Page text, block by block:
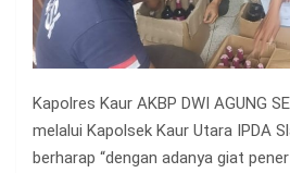
Kapolres Kaur AKBP DWI AGUNG
melalui Kapolsek Kaur Utara IPDA
berharap “dengan adanya giat